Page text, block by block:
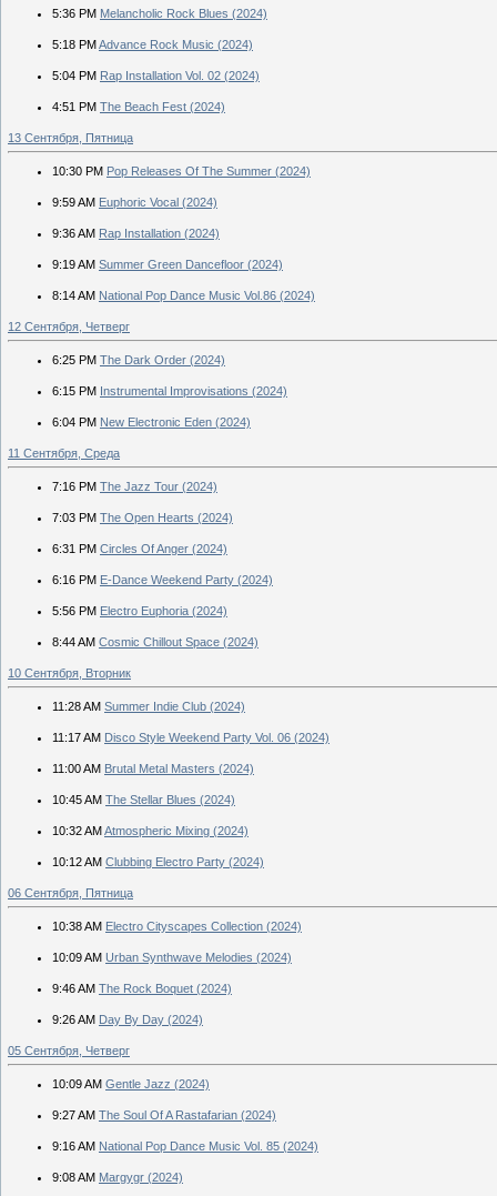
5:36 PM Melancholic Rock Blues (2024)
5:18 PM Advance Rock Music (2024)
5:04 PM Rap Installation Vol. 02 (2024)
4:51 PM The Beach Fest (2024)
13 Сентября, Пятница
10:30 PM Pop Releases Of The Summer (2024)
9:59 AM Euphoric Vocal (2024)
9:36 AM Rap Installation (2024)
9:19 AM Summer Green Dancefloor (2024)
8:14 AM National Pop Dance Music Vol.86 (2024)
12 Сентября, Четверг
6:25 PM The Dark Order (2024)
6:15 PM Instrumental Improvisations (2024)
6:04 PM New Electronic Eden (2024)
11 Сентября, Среда
7:16 PM The Jazz Tour (2024)
7:03 PM The Open Hearts (2024)
6:31 PM Circles Of Anger (2024)
6:16 PM E-Dance Weekend Party (2024)
5:56 PM Electro Euphoria (2024)
8:44 AM Cosmic Chillout Space (2024)
10 Сентября, Вторник
11:28 AM Summer Indie Club (2024)
11:17 AM Disco Style Weekend Party Vol. 06 (2024)
11:00 AM Brutal Metal Masters (2024)
10:45 AM The Stellar Blues (2024)
10:32 AM Atmospheric Mixing (2024)
10:12 AM Clubbing Electro Party (2024)
06 Сентября, Пятница
10:38 AM Electro Cityscapes Collection (2024)
10:09 AM Urban Synthwave Melodies (2024)
9:46 AM The Rock Boquet (2024)
9:26 AM Day By Day (2024)
05 Сентября, Четверг
10:09 AM Gentle Jazz (2024)
9:27 AM The Soul Of A Rastafarian (2024)
9:16 AM National Pop Dance Music Vol. 85 (2024)
9:08 AM Margygr (2024)